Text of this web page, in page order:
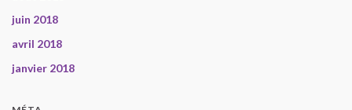
juin 2018
avril 2018
janvier 2018